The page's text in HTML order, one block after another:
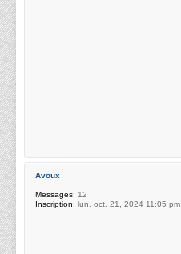
Avoux
Messages: 12
Inscription: lun. oct. 21, 2024 11:05 pm